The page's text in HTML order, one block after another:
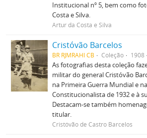
Institucional nº 5, bem como
Costa e Silva.
Artur da Costa e Silva
Cristóvão Barcelos
BR RJMRAHI CB Coleção 1908
As fotografias desta coleção
militar do general Cristóvão
na Primeira Guerra Mundial e
Constitucionalista de 1932 e à
Destacam-se também
titular.
Cristóvão de Castro Barcelos